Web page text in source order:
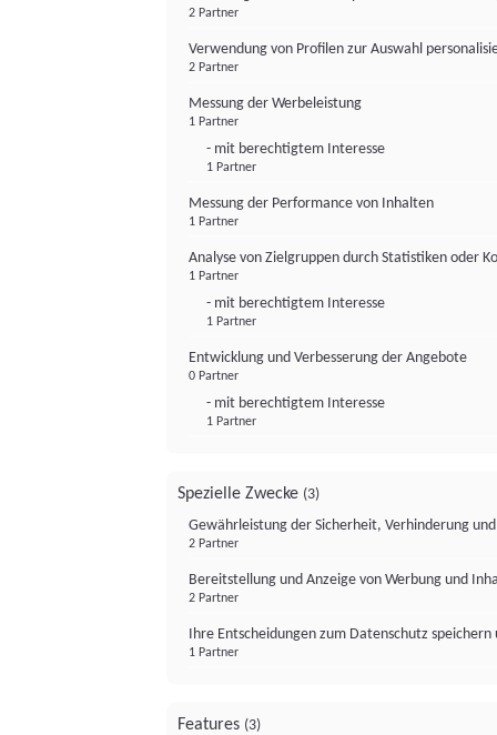
2 Partner
Verwendung von Profilen zur Auswahl
2 Partner
Messung der Werbeleistung
1 Partner
- mit berechtigtem Interesse
1 Partner
Messung der Performance von Inhalten
1 Partner
Analyse von Zielgruppen durch Statistiken oder
1 Partner
- mit berechtigtem Interesse
1 Partner
Entwicklung und Verbesserung der Angebote
0 Partner
- mit berechtigtem Interesse
1 Partner
Spezielle Zwecke (3)
Gewährleistung der Sicherheit, Verhinderung
2 Partner
Bereitstellung und Anzeige von Werbung und
2 Partner
Ihre Entscheidungen zum Datenschutz
1 Partner
Features (3)